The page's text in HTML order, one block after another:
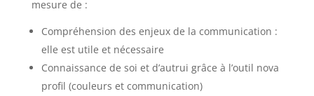
mesure de :
Compréhension des enjeux de la communication :
elle est utile et nécessaire
Connaissance de soi et d’autrui grâce à l’outil nova
profil (couleurs et communication)